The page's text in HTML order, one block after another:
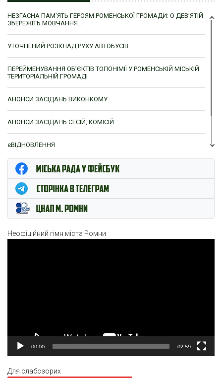
НЕЗГАСНА ПАМ’ЯТЬ ГЕРОЯМ РОМЕНСЬКОЇ ГРОМАДИ: О ДЕВ’ЯТІЙ
ЗБЕРЕЖІТЬ МОВЧАННЯ…
УТОЧНЕНИЙ РОЗКЛАД РУХУ АВТОБУСІВ
ПЕРЕЙМЕНУВАННЯ ОБ’ЄКТІВ ТОПОНІМІЇ У РОМЕНСЬКІЙ МІСЬКІЙ
ТЕРИТОРІАЛЬНІЙ ГРОМАДІ
АНОНСИ ЗАСІДАНЬ ВИКОНКОМУ
АНОНСИ ЗАСІДАНЬ СЕСІЙ, КОМІСІЙ
єВІДНОВЛЕННЯ
ЦНАП м. Ромни
Неофіційний гімн міста Ромни
00:00 02:59
Для слабозорих